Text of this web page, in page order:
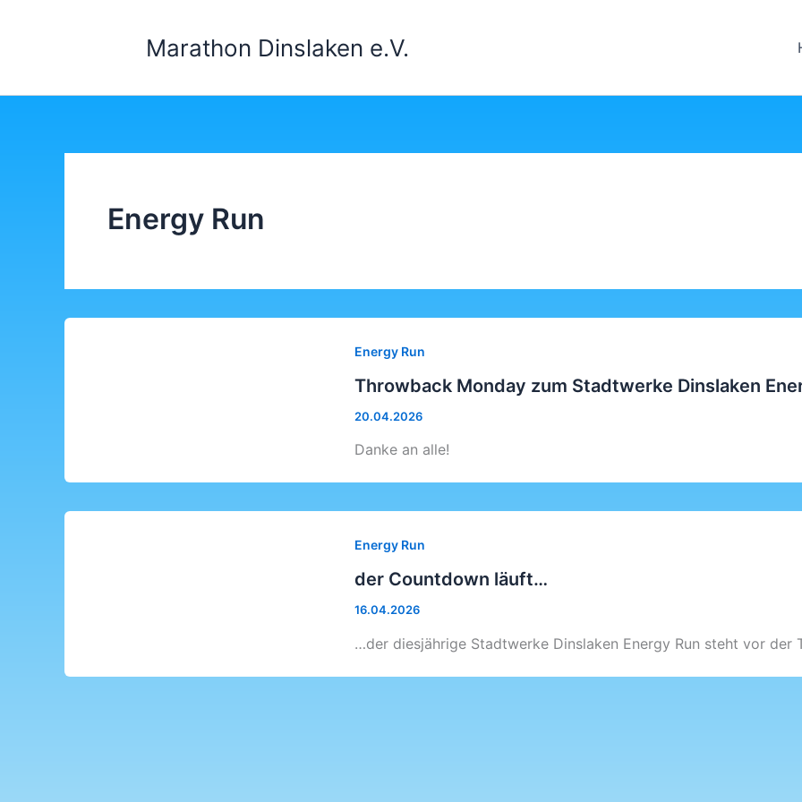
Marathon Dinslaken e.V.
Energy Run
Energy Run
Throwback Monday zum Stadtwerke Dinslaken
20.04.2026
Danke an alle!
Energy Run
der Countdown läuft…
16.04.2026
…der diesjährige Stadtwerke Dinslaken Energy Run steht vor der